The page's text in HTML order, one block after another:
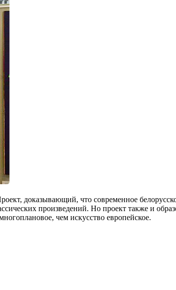
доказывающий, что современное
произведений. Но проект также и
чем искусство европейское.